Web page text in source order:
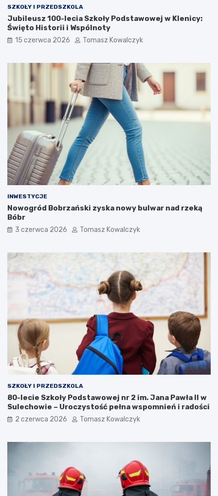
SZKOŁY I PRZEDSZKOLA
Jubileusz 100-lecia Szkoły Podstawowej w Klenicy:
Święto Historii i Wspólnoty
15 czerwca 2026 Tomasz Kowalczyk
INWESTYCJE
Nowogród Bobrzański zyska nowy bulwar nad rzeką
Bóbr
3 czerwca 2026 Tomasz Kowalczyk
SZKOŁY I PRZEDSZKOLA
80-lecie Szkoły Podstawowej nr 2 im. Jana Pawła II w
Sulechowie – Uroczystość pełna wspomnień i radości
2 czerwca 2026 Tomasz Kowalczyk